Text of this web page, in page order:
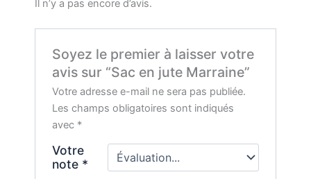
Il n’y a pas encore d’avis.
Soyez le premier à laisser votre
avis sur “Sac en jute Marraine”
Votre adresse e-mail ne sera pas publiée.
Les champs obligatoires sont indiqués
avec *
Votre
note *